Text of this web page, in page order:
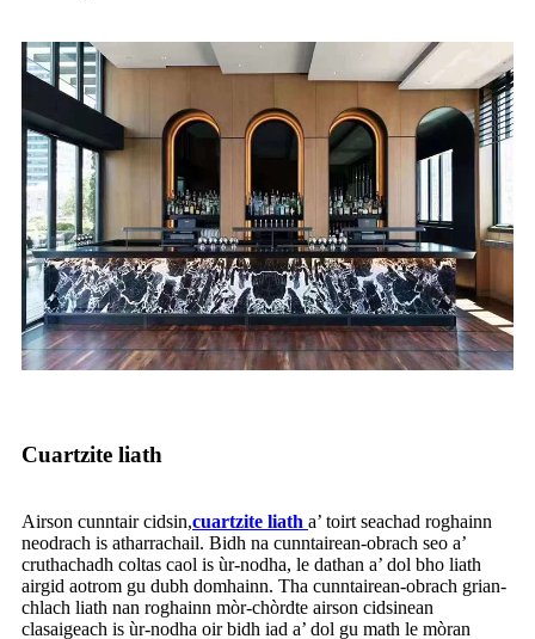
Cuartzite liath
Airson cunntair cidsin,cuartzite liath a’ toirt seachad roghainn
neodrach is atharrachail. Bidh na cunntairean-obrach seo a’
cruthachadh coltas caol is ùr-nodha, le dathan a’ dol bho liath
airgid aotrom gu dubh domhainn. Tha cunntairean-obrach grian-
chlach liath nan roghainn mòr-chòrdte airson cidsinean
clasaigeach is ùr-nodha oir bidh iad a’ dol gu math le mòran